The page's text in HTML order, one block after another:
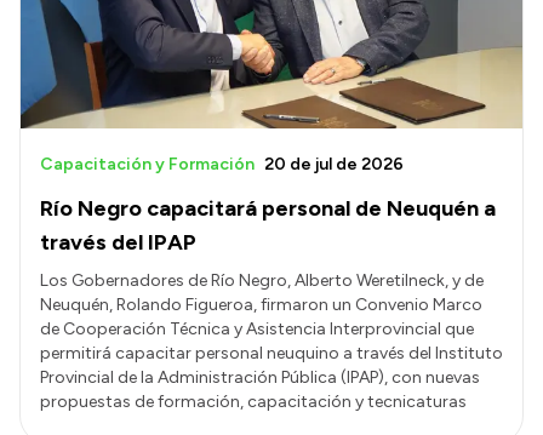
Río Negro capacitará personal de Neuquén a
través del IPAP
Capacitación y Formación 20 de jul de 2026
Los Gobernadores de Río Negro, Alberto Weretilneck, y de
Neuquén, Rolando Figueroa, firmaron un Convenio Marco
de Cooperación Técnica y Asistencia Interprovincial que
permitirá capacitar personal neuquino a través del Instituto
Provincial de la Administración Pública (IPAP), con nuevas
propuestas de formación, capacitación y tecnicaturas